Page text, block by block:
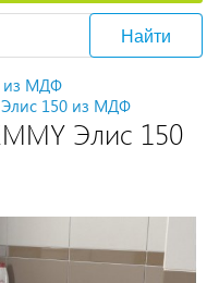
Найти
из МДФ
150 из МДФ
Элис 150